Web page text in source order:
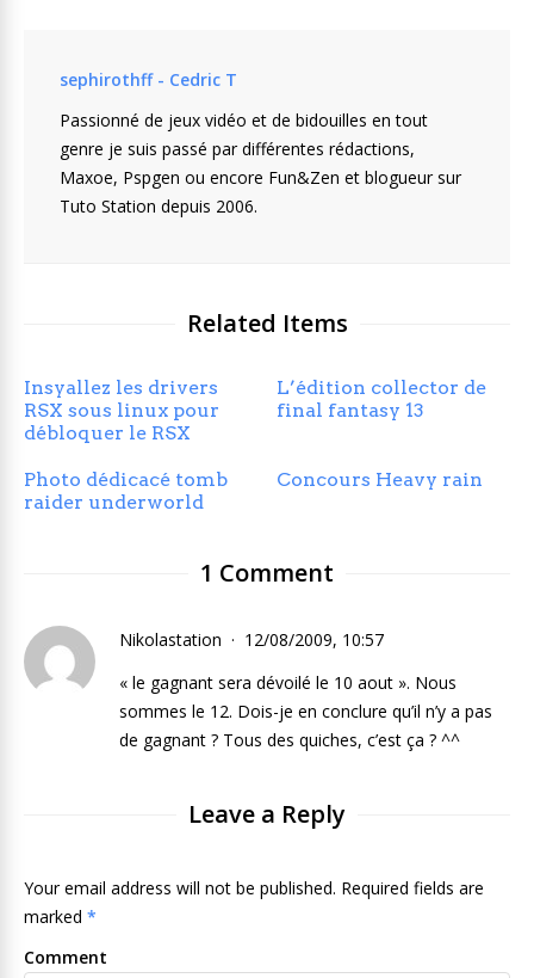
sephirothff - Cedric T
Passionné de jeux vidéo et de bidouilles en tout
genre je suis passé par différentes rédactions,
Maxoe, Pspgen ou encore Fun&Zen et blogueur sur
Tuto Station depuis 2006.
Related Items
Insyallez les drivers
RSX sous linux pour
débloquer le RSX
L’édition collector de
final fantasy 13
Photo dédicacé tomb
raider underworld
Concours Heavy rain
1 Comment
Nikolastation
12/08/2009, 10:57
« le gagnant sera dévoilé le 10 aout ». Nous
sommes le 12. Dois-je en conclure qu’il n’y a pas
de gagnant ? Tous des quiches, c’est ça ? ^^
Leave a Reply
Your email address will not be published. Required fields are
marked *
Comment